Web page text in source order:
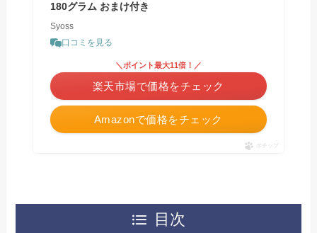
180グラム おまけ付き
Syoss
口コミを見る
Amazonで価格をチェック
＼ポイント最大11倍！／
楽天市場で価格をチェック
ポチップ
目次